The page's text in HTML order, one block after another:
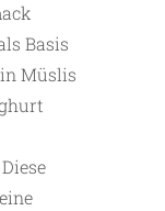
Basis
Müslis